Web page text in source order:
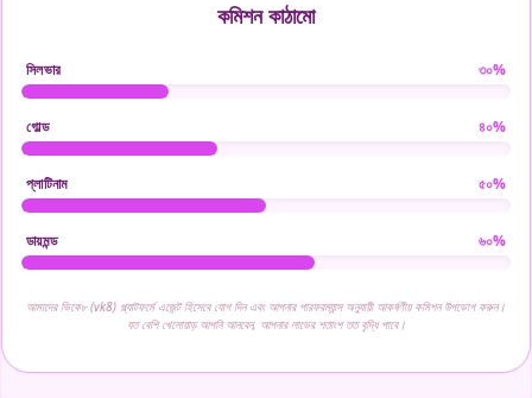
কমিশন কাঠামো
সিলভার ৩০%
গোল্ড ৪০%
প্লাটিনাম ৫০%
ডায়মন্ড ৬০%
আমাদের ভিকে৮ (vk8) প্ল্যাটফর্মে এজেন্ট হিসেবে যোগ দিন এবং আপনার পারফরম্যান্স অনুযায়ী আকর্ষণীয় কমিশন উপভোগ করুন।
যত বেশি খেলোয়াড় আপনি আনবেন, আপনার লাভের শতাংশ তত বৃদ্ধি পাবে।